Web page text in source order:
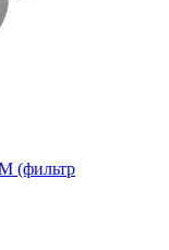
(фильтр